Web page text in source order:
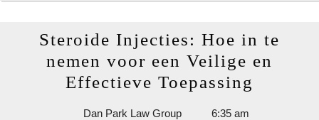
Steroide Injecties: Hoe in te
nemen voor een Veilige en
Effectieve Toepassing
Dan Park Law GroupDan
6:35 am